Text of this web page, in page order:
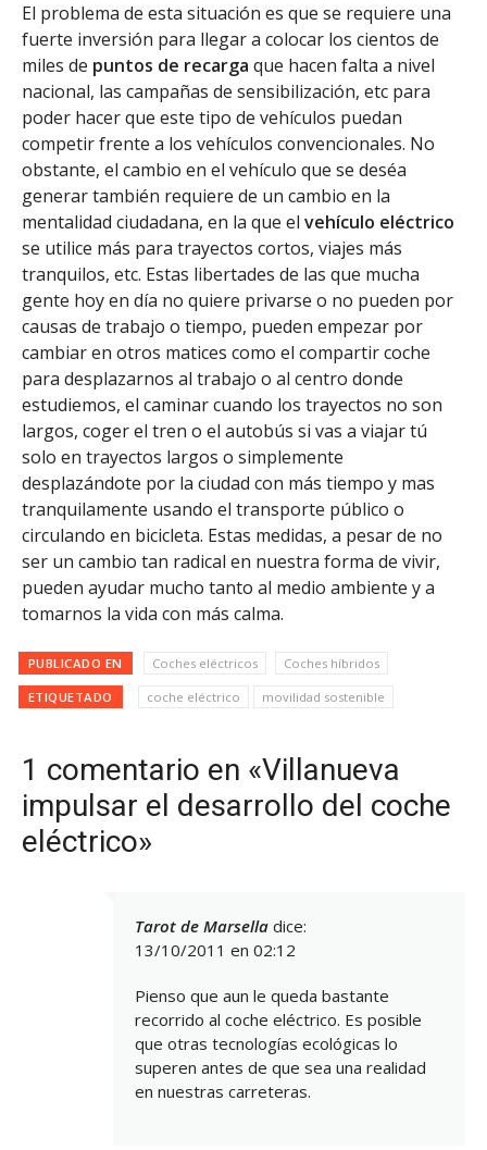
El problema de esta situación es que se requiere una
fuerte inversión para llegar a colocar los cientos de
miles de puntos de recarga que hacen falta a nivel
nacional, las campañas de sensibilización, etc para
poder hacer que este tipo de vehículos puedan
competir frente a los vehículos convencionales. No
obstante, el cambio en el vehículo que se deséa
generar también requiere de un cambio en la
mentalidad ciudadana, en la que el vehículo eléctrico
se utilice más para trayectos cortos, viajes más
tranquilos, etc. Estas libertades de las que mucha
gente hoy en día no quiere privarse o no pueden por
causas de trabajo o tiempo, pueden empezar por
cambiar en otros matices como el compartir coche
para desplazarnos al trabajo o al centro donde
estudiemos, el caminar cuando los trayectos no son
largos, coger el tren o el autobús si vas a viajar tú
solo en trayectos largos o simplemente
desplazándote por la ciudad con más tiempo y mas
tranquilamente usando el transporte público o
circulando en bicicleta. Estas medidas, a pesar de no
ser un cambio tan radical en nuestra forma de vivir,
pueden ayudar mucho tanto al medio ambiente y a
tomarnos la vida con más calma.
PUBLICADO EN Coches eléctricos Coches híbridos
ETIQUETADO coche eléctrico movilidad sostenible
1 comentario en «Villanueva
impulsar el desarrollo del coche
eléctrico»
Tarot de Marsella dice:
13/10/2011 en 02:12
Pienso que aun le queda bastante
recorrido al coche eléctrico. Es posible
que otras tecnologías ecológicas lo
superen antes de que sea una realidad
en nuestras carreteras.